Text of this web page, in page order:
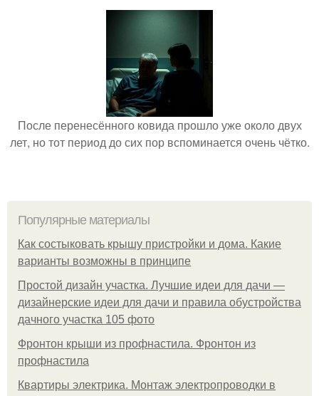
После перенесённого ковида прошло уже около двух
лет, но тот период до сих пор вспоминается очень чётко.
Популярные материалы
Как состыковать крышу пристройки и дома. Какие
варианты возможны в принципе
Простой дизайн участка. Лучшие идеи для дачи —
дизайнерские идеи для дачи и правила обустройства
дачного участка 105 фото
Фронтон крыши из профнастила. Фронтон из
профнастила
Квартиры электрика. Монтаж электропроводки в